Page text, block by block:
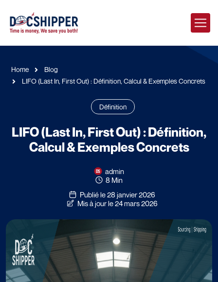
Home
Blog
LIFO (Last In, First Out) : Définition, Calcul & Exemples Concrets
Définition
LIFO (Last In, First Out) : Définition,
Calcul & Exemples Concrets
admin
8 Min
Publié le 28 janvier 2026
Mis à jour le 24 mars 2026